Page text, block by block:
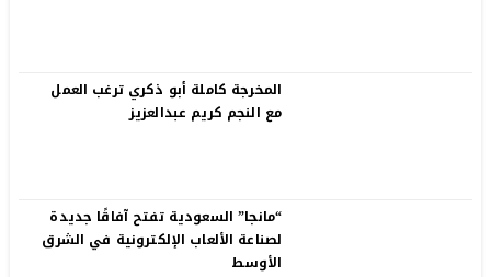
المخرجة كاملة أبو ذكري ترغب العمل
مع النجم كريم عبدالعزيز
“مانجا” السعودية تفتح آفاقًا جديدة
لصناعة الألعاب الإلكترونية في الشرق
الأوسط